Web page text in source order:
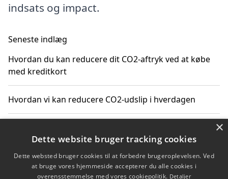
indsats og impact.
Seneste indlæg
Hvordan du kan reducere dit CO2-aftryk ved at købe
med kreditkort
Hvordan vi kan reducere CO2-udslip i hverdagen
Sådan finder du gratis ressourcer til CO2-reduktion
×
Dette website bruger tracking cookies
Dette websted bruger cookies til at forbedre brugeroplevelsen. Ved
at bruge vores hjemmeside accepterer du alle cookies i
overensstemmelse med vores cookiepolitik. Detaljer